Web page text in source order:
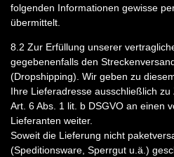
folgenden Informationen gewisse
übermittelt.
8.2 Zur Erfüllung unserer
gegebenenfalls den
(Dropshipping). Wir geben zu
Ihre Lieferadresse ausschließlich
Art. 6 Abs. 1 lit. b DSGVO an einen
Lieferanten weiter.
Soweit die Lieferung nicht
(Speditionsware, Sperrgut u.ä.)